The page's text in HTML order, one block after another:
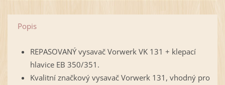
Popis
REPASOVANÝ vysavač Vorwerk VK 131 + klepací
hlavice EB 350/351.
Kvalitní značkový vysavač Vorwerk 131, vhodný pro